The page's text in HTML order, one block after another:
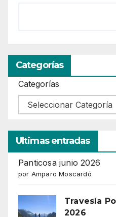
Categorías
Categorías
Ultimas entradas
Panticosa junio 2026
por Amparo Moscardó
Travesía
2026